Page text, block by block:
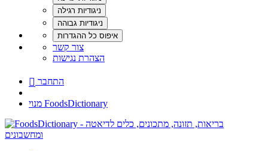
צור קשר
הצהרת נגישות
 התחבר
מנוי FoodsDictionary